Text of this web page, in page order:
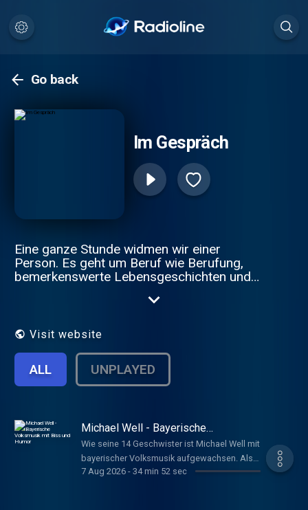
Go back
Im Gespräch
Eine ganze Stunde widmen wir einer
Person. Es geht um Beruf wie Berufung,
bemerkenswerte Lebensgeschichten und
kommen aus Kultur und Politik,
prominent oder weniger bekannt, aber stets
haben. Sie gewähren uns Einblicke in ihr
Leben - was sie bewegt, was sie antreibt,
wofür sie sich engagieren.
Visit website
ALL UNPLAYED
Michael Well - Bayerische
Volksmusik mit Biss und Humor
Wie seine 14 Geschwister ist Michael Well mit
bayerischer Volksmusik aufgewachsen. Als
Teil der Band "Biermösl Blosn" befreite er
7 Aug 2026- 34 min 52 sec